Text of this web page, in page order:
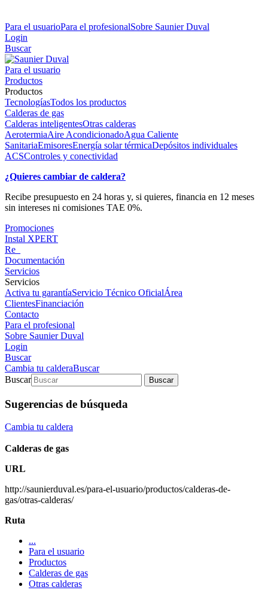
Para el usuarioPara el profesionalSobre Saunier Duval
Login
Buscar
Para el usuario
Productos
Productos
TecnologíasTodos los productos
Calderas de gas
Calderas inteligentesOtras calderas
AerotermiaAire AcondicionadoAgua Caliente
SanitariaEmisoresEnergía solar térmicaDepósitos individuales
ACSControles y conectividad
¿Quieres cambiar de caldera?
Recibe presupuesto en 24 horas y, si quieres, financia en 12 meses
sin intereses ni comisiones TAE 0%.
Promociones
Instal XPERT
Re_
Documentación
Servicios
Servicios
Activa tu garantíaServicio Técnico OficialÁrea
ClientesFinanciación
Contacto
Para el profesional
Sobre Saunier Duval
Login
Buscar
Cambia tu calderaBuscar
Buscar
Buscar
Sugerencias de búsqueda
Cambia tu caldera
Calderas de gas
URL
http://saunierduval.es/para-el-usuario/productos/calderas-de-
gas/otras-calderas/
Ruta
...
Para el usuario
Productos
Calderas de gas
Otras calderas